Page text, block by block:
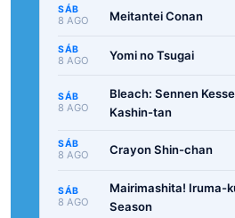
SÁB
8 AGO Meitantei Conan
SÁB
8 AGO Yomi no Tsugai
SÁB
8 AGO
Bleach: Sennen
Kashin-tan
SÁB
8 AGO Crayon Shin-chan
SÁB
8 AGO
Mairimashita! Iruma-
Season